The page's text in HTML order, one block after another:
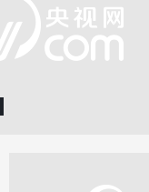
知識！